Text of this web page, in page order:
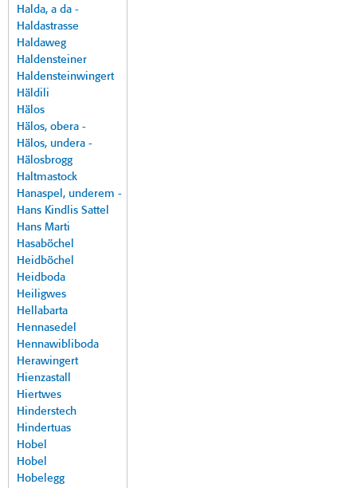
Halda, a da -
Haldastrasse
Haldaweg
Haldensteiner
Haldensteinwingert
Häldili
Hälos
Hälos, obera -
Hälos, undera -
Hälosbrogg
Haltmastock
Hanaspel, underem -
Hans Kindlis Sattel
Hans Marti
Hasaböchel
Heidböchel
Heidboda
Heiligwes
Hellabarta
Hennasedel
Hennawibliboda
Herawingert
Hienzastall
Hiertwes
Hinderstech
Hindertuas
Hobel
Hobel
Hobelegg